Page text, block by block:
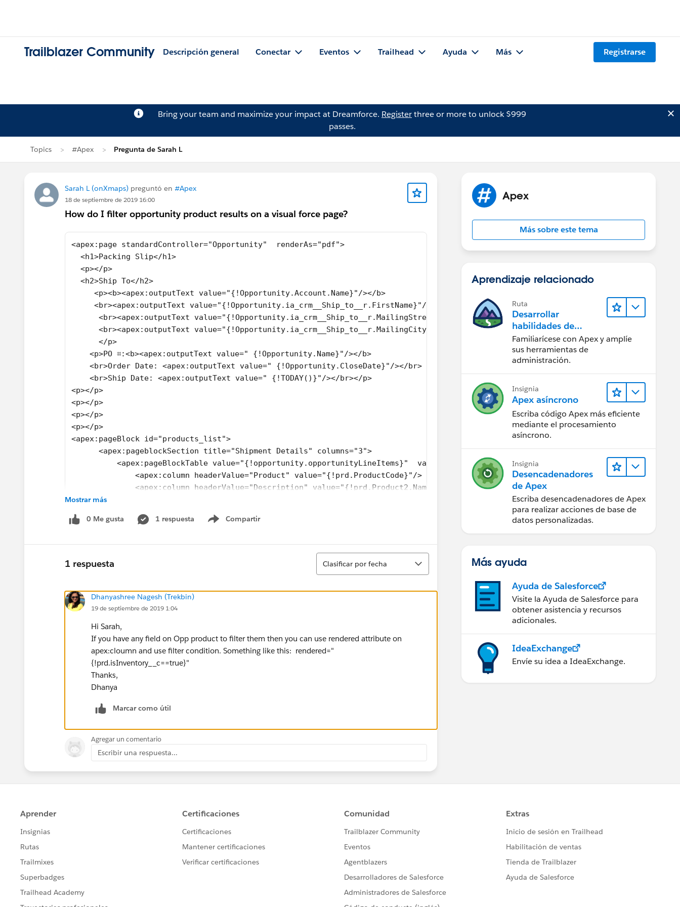
Trailblazer Community Descripción general Conectar Eventos Trailhead Ayuda Más Registrarse
Bring your team and maximize your impact at Dreamforce. Registerthree or more to unlock $999
passes.
Topics #Apex Pregunta de Sarah L
Sarah L (onXmaps) preguntó en #Apex
18 de septiembre de 2019 16:00
How do I filter opportunity product results on a visual force page?
<apex:page standardController="Opportunity"  renderAs="pdf">
  <h1>Packing Slip</h1>
  <p></p>
  <h2>Ship To</h2>
     <p><b><apex:outputText value="{!Opportunity.Account.Name}"/></b>
<br><apex:outputText value="{!Opportunity.ia_crm__Ship_to__r.FirstName}"/><apex:outputText value="
      <br><apex:outputText value="{!Opportunity.ia_crm__Ship_to__r.MailingStreet}"/></br>
<br><apex:outputText value="{!Opportunity.ia_crm__Ship_to__r.MailingCity}"/><apex:outputText value=",
      </p>
    <p>PO ⌗:<b><apex:outputText value=" {!Opportunity.Name}"/></b>
    <br>Order Date: <apex:outputText value=" {!Opportunity.CloseDate}"/></br>
    <br>Ship Date: <apex:outputText value=" {!TODAY()}"/></br></p>
<p></p>
<p></p>
<p></p>
<p></p>
<apex:pageBlock id="products_list">
      <apex:pageblockSection title="Shipment Details" columns="3">
          <apex:pageBlockTable value="{!opportunity.opportunityLineItems}"  var="prd" width="600px">
              <apex:column headerValue="Product" value="{!prd.ProductCode}"/>
              <apex:column headerValue="Description" value="{!prd.Product2.Name}"/>
              <apex:column headerValue="Quantity" value="{!prd.Quantity}"/>
        </apex:pageBlockTable>
    </apex:pageblockSection>
I have the Visualforce page above, which allows me to create a packing slip that can be printed out for
and we want to filter out the non-inventor items from this view.
How can I filter the apex:pageBlockTable to only include specific items?
Mostrar más
0 Me gusta 1 respuesta Compartir
Show menu
1 respuesta
Ordenar
Clasificar por fecha
Dhanyashree Nagesh (Trekbin)
19 de septiembre de 2019 1:04
Hi Sarah,
If you have any field on Opp product to filter them then you can use rendered attribute on
apex:cloumn and use filter condition. Something like this: rendered="
{!prd.isInventory__c==true}"
Thanks,
Dhanya
Marcar como útil
Agregar un comentario
Escribir una respuesta...
Apex
Más sobre este tema
Aprendizaje relacionado
Ruta
Desarrollar
habilidades de
codificación en Apex
Familiarícese con Apex y amplíe
sus herramientas de
administración.
Insignia
Apex asíncrono
Escriba código Apex más eficiente
mediante el procesamiento
asíncrono.
Insignia
Desencadenadores
de Apex
Escriba desencadenadores de Apex
para realizar acciones de base de
datos personalizadas.
Más ayuda
Ayuda de Salesforce
Visite la Ayuda de Salesforce para
obtener asistencia y recursos
adicionales.
IdeaExchange
Envíe su idea a IdeaExchange.